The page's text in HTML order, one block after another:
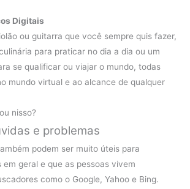
Digitais
ou guitarra que você sempre quis fazer,
para praticar no dia a dia ou um
se qualificar ou viajar o mundo, todas
mundo virtual e ao alcance de qualquer
nisso?
e problemas
podem ser muito úteis para
em geral e que as pessoas vivem
como o Google, Yahoo e Bing.